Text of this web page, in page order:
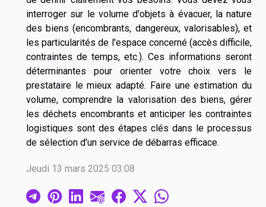
interroger sur le volume d'objets à évacuer, la nature
des biens (encombrants, dangereux, valorisables), et
les particularités de l'espace concerné (accès difficile,
contraintes de temps, etc.). Ces informations seront
déterminantes pour orienter votre choix vers le
prestataire le mieux adapté. Faire une estimation du
volume, comprendre la valorisation des biens, gérer
les déchets encombrants et anticiper les contraintes
logistiques sont des étapes clés dans le processus
de sélection d’un service de débarras efficace.
Jeudi 13 mars 2025 03:08